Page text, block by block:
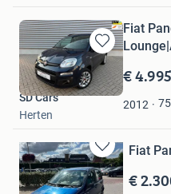
Bewaren
in
Mijn
Favorieten
Fiat
€
2012
SD Cars
Herten
Bewaren
in
Mijn
Fiat
€